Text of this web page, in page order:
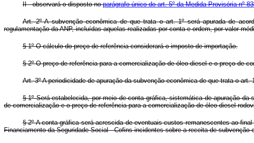
II - observará o disposto noparágrafo único do art. 5º da Medida Provisória nº
Art. 2º A subvenção econômica de que trata o art. 1º será apurada de
regulamentação da ANP, incluídas aquelas realizadas por conta e ordem, por valor
§ 1º O cálculo do preço de referência considerará o imposto de importação.
§ 2º O preço de referência para a comercialização de óleo diesel e o preço de
Art. 3º A periodicidade de apuração da subvenção econômica de que trata o
§ 1º Será estabelecida, por meio de conta gráfica, sistemática de apuração
de comercialização e o preço de referência para a comercialização de óleo diesel
§ 2º A conta gráfica será acrescida de eventuais custos remanescentes ao
Financiamento da Seguridade Social - Cofins incidentes sobre a receita de subvenção